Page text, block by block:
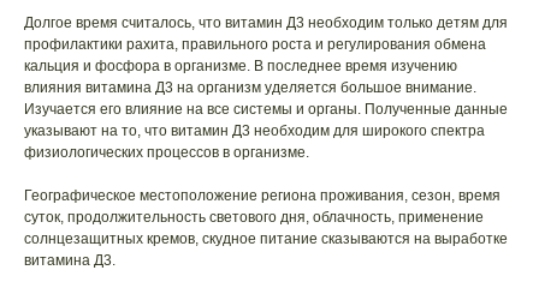
Долгое время считалось, что витамин Д3 необходим только детям для
профилактики рахита, правильного роста и регулирования обмена
кальция и фосфора в организме. В последнее время изучению
влияния витамина Д3 на организм уделяется большое внимание.
Изучается его влияние на все системы и органы. Полученные данные
указывают на то, что витамин Д3 необходим для широкого спектра
физиологических процессов в организме.
Географическое местоположение региона проживания, сезон, время
суток, продолжительность светового дня, облачность, применение
солнцезащитных кремов, скудное питание сказываются на выработке
витамина Д3.